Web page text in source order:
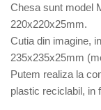
Chesa sunt model
220x220x25mm.
Cutia din imagine,
235x235x25mm
Putem realiza la
plastic reciclabil, in